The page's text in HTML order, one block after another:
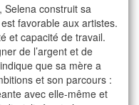
, Selena construit sa
favorable aux artistes.
et capacité de travail.
de l’argent et de
que sa mère a
et son parcours :
avec elle-même et